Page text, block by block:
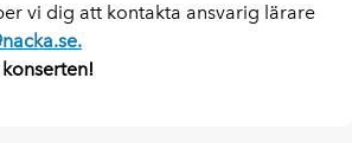
vi dig att kontakta ansvarig lärare